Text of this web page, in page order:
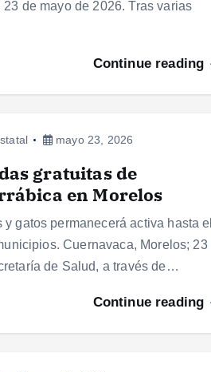
de mayo de 2026. Tras varias
Continue reading
mayo 23, 2026
gratuitas de
en Morelos
y gatos permanecerá activa hasta el
Cuernavaca, Morelos; 23
de Salud, a través de…
Continue reading